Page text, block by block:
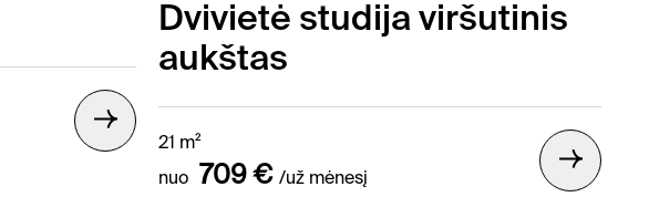
Dvivietė studija viršutinis
aukštas
21 m²
nuo
709 € /už mėnesį